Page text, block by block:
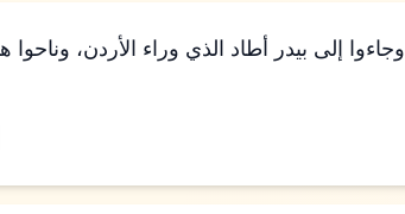
وجاءوا إلى بيدر أطاد الذي وراء الأردن،